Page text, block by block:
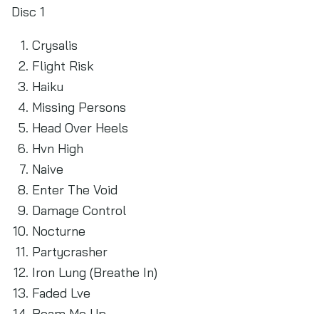
Disc 1
Crysalis
Flight Risk
Haiku
Missing Persons
Head Over Heels
Hvn High
Naive
Enter The Void
Damage Control
Nocturne
Partycrasher
Iron Lung (Breathe In)
Faded Lve